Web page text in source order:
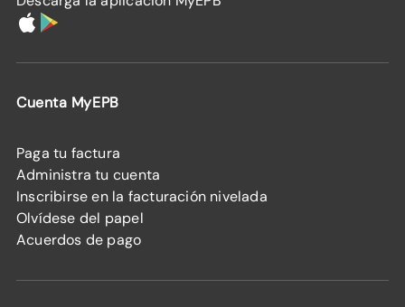
Cuenta MyEPB
Paga tu factura
Administra tu cuenta
Inscribirse en la facturación nivelada
Olvídese del papel
Acuerdos de pago